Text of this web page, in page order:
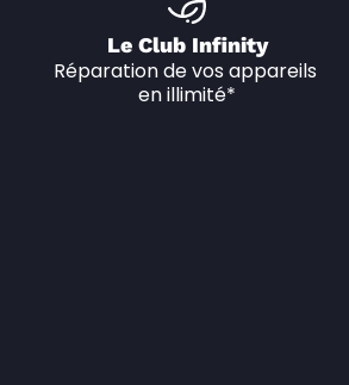
Le Club Infinity
Réparation de vos appareils
en illimité*